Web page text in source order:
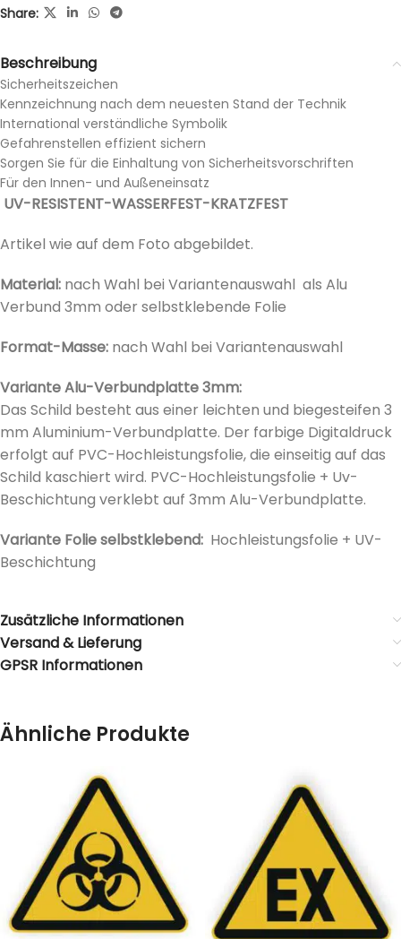
Share:
Beschreibung
Sicherheitszeichen
Kennzeichnung nach dem neuesten Stand der Technik
International verständliche Symbolik
Gefahrenstellen effizient sichern
Sorgen Sie für die Einhaltung von Sicherheitsvorschriften
Für den Innen- und Außeneinsatz
UV-RESISTENT-WASSERFEST-KRATZFEST
Artikel wie auf dem Foto abgebildet.
Material: nach Wahl bei Variantenauswahl als Alu
Verbund 3mm oder selbstklebende Folie
Format-Masse: nach Wahl bei Variantenauswahl
Variante Alu-Verbundplatte 3mm:
Das Schild besteht aus einer leichten und biegesteifen 3
mm Aluminium-Verbundplatte. Der farbige Digitaldruck
erfolgt auf PVC-Hochleistungsfolie, die einseitig auf das
Schild kaschiert wird. PVC-Hochleistungsfolie + Uv-
Beschichtung verklebt auf 3mm Alu-Verbundplatte.
Variante Folie selbstklebend: Hochleistungsfolie + UV-
Beschichtung
Zusätzliche Informationen
Versand & Lieferung
GPSR Informationen
Ähnliche Produkte